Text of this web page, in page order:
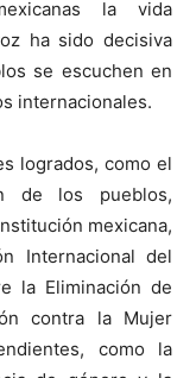
la vida
ha sido decisiva
se escuchen en
internacionales.
logrados, como el
de los pueblos,
mexicana,
Internacional del
la Eliminación de
contra la Mujer
como la